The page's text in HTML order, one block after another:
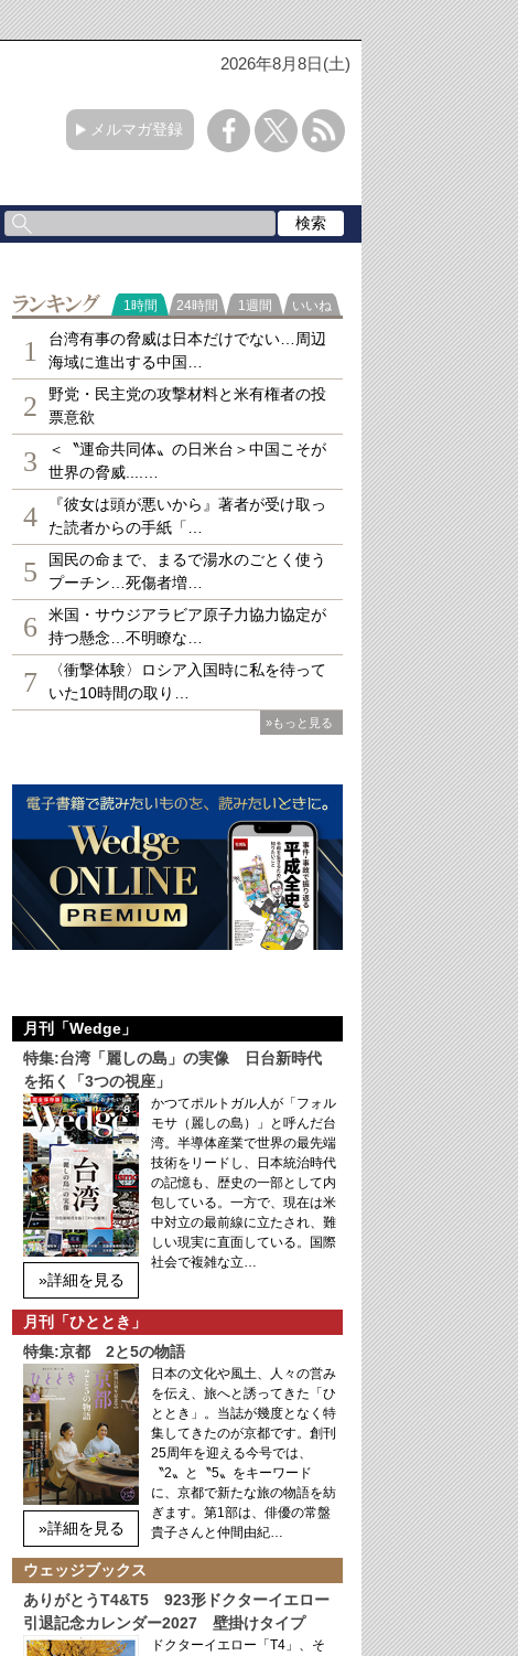
2026年8月8日(土)
メルマガ登録
ランキング
1時間 24時間 1週間 いいね
1
台湾有事の脅威は日本だけでない…周辺
海域に進出する中国…
2
野党・民主党の攻撃材料と米有権者の投
票意欲
3
＜〝運命共同体〟の日米台＞中国こそが
世界の脅威....…
4
『彼女は頭が悪いから』著者が受け取っ
た読者からの手紙「…
5
国民の命まで、まるで湯水のごとく使う
プーチン…死傷者増…
6
米国・サウジアラビア原子力協力協定が
持つ懸念…不明瞭な…
7
〈衝撃体験〉ロシア入国時に私を待って
いた10時間の取り…
»もっと見る
月刊「Wedge」
特集:台湾「麗しの島」の実像 日台新時代
を拓く「3つの視座」
»詳細を見る
かつてポルトガル人が「フォル
モサ（麗しの島）」と呼んだ台
湾。半導体産業で世界の最先端
技術をリードし、日本統治時代
の記憶も、歴史の一部として内
包している。一方で、現在は米
中対立の最前線に立たされ、難
しい現実に直面している。国際
社会で複雑な立…
月刊「ひととき」
特集:京都 2と5の物語
»詳細を見る
日本の文化や風土、人々の営み
を伝え、旅へと誘ってきた「ひ
ととき」。当誌が幾度となく特
集してきたのが京都です。創刊
25周年を迎える今号では、
〝2〟と〝5〟をキーワード
に、京都で新たな旅の物語を紡
ぎます。第1部は、俳優の常盤
貴子さんと仲間由紀…
ウェッジブックス
ありがとうT4&T5 923形ドクターイエロー
引退記念カレンダー2027 壁掛けタイプ
ドクターイエロー「T4」、そ